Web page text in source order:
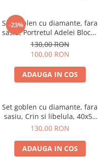
-23%
Set goblen cu diamante, fara
sasiu, Portretul Adelei Bloch-
Bauer - Klimt, 40x50 cm
130,00 RON
100,00 RON
ADAUGA IN COS
Set goblen cu diamante, fara
sasiu, Crin si libelula, 40x50
cm
130,00 RON
ADAUGA IN COS